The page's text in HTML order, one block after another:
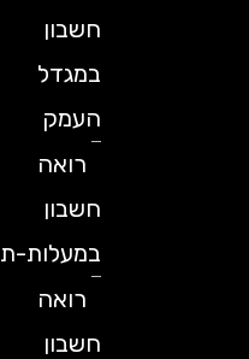
חשבון
במגדל
העמק
רואה
חשבון
במעלות-
רואה
חשבון